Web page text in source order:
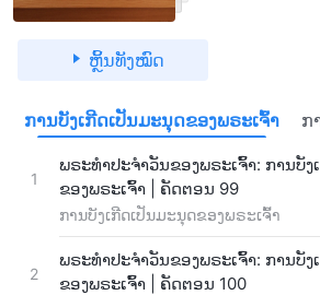
ຫຼິ້ນທັງໝົດ
ການບັງເກີດເປັນມະນຸດຂອງພຣະເຈົ້າ ກ
1
ພຣະທຳປະຈຳວັນຂອງພຣະເຈົ້າ: ການບັງ
ຂອງພຣະເຈົ້າ | ຄັດຕອນ 99
ການບັງເກີດເປັນມະນຸດຂອງພຣະເຈົ້າ
2
ພຣະທຳປະຈຳວັນຂອງພຣະເຈົ້າ: ການບັງ
ຂອງພຣະເຈົ້າ | ຄັດຕອນ 100